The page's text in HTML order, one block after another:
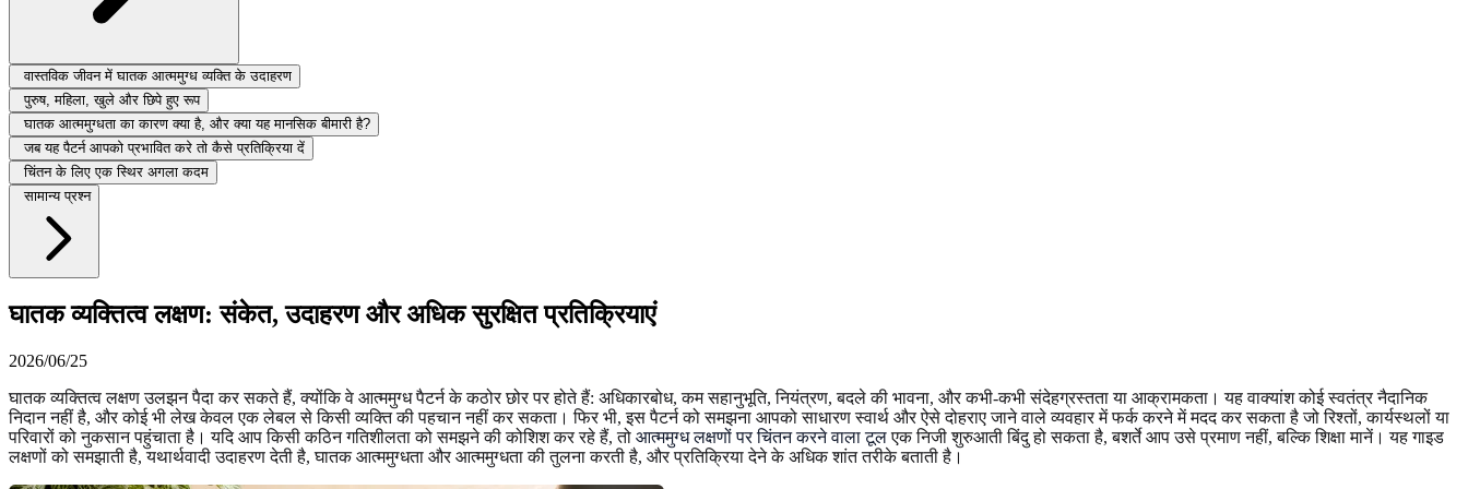
वास्तविक जीवन में घातक आत्ममुग्ध व्यक्ति के उदाहरण
पुरुष, महिला, खुले और छिपे हुए रूप
घातक आत्ममुग्धता का कारण क्या है, और क्या यह मानसिक बीमारी है?
जब यह पैटर्न आपको प्रभावित करे तो कैसे प्रतिक्रिया दें
चिंतन के लिए एक स्थिर अगला कदम
सामान्य प्रश्न
घातक व्यक्तित्व लक्षण: संकेत, उदाहरण और अधिक सुरक्षित प्रतिक्रियाएं
2026/06/25
घातक व्यक्तित्व लक्षण उलझन पैदा कर सकते हैं, क्योंकि वे आत्ममुग्ध पैटर्न के कठोर छोर पर होते हैं: अधिकारबोध, कम सहानुभूति, नियंत्रण, बदले की भावना, और कभी-कभी संदेहग्रस्तता या आक्रामकता। यह वाक्यांश कोई स्वतंत्र नैदानिक
निदान नहीं है, और कोई भी लेख केवल एक लेबल से किसी व्यक्ति की पहचान नहीं कर सकता। फिर भी, इस पैटर्न को समझना आपको साधारण स्वार्थ और ऐसे दोहराए जाने वाले व्यवहार में फर्क करने में मदद कर सकता है जो रिश्तों, कार्यस्थलों या
परिवारों को नुकसान पहुंचाता है। यदि आप किसी कठिन गतिशीलता को समझने की कोशिश कर रहे हैं, तो आत्ममुग्ध लक्षणों पर चिंतन करने वाला टूलएक निजी शुरुआती बिंदु हो सकता है, बशर्ते आप उसे प्रमाण नहीं, बल्कि शिक्षा मानें। यह गाइड
लक्षणों को समझाती है, यथार्थवादी उदाहरण देती है, घातक आत्ममुग्धता और आत्ममुग्धता की तुलना करती है, और प्रतिक्रिया देने के अधिक शांत तरीके बताती है।